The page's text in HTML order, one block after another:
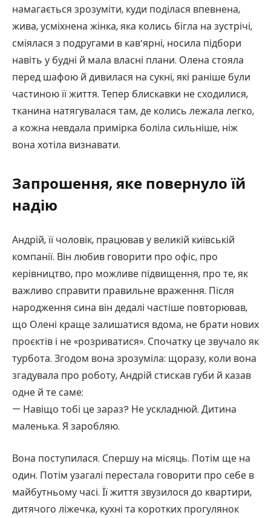
намагається зрозуміти, куди поділася впевнена,
жива, усміхнена жінка, яка колись бігла на зустрічі,
сміялася з подругами в кав’ярні, носила підбори
навіть у будні й мала власні плани. Олена стояла
перед шафою й дивилася на сукні, які раніше були
частиною її життя. Тепер блискавки не сходилися,
тканина натягувалася там, де колись лежала легко,
а кожна невдала примірка боліла сильніше, ніж
вона хотіла визнавати.
Запрошення, яке повернуло їй
надію
Андрій, її чоловік, працював у великій київській
компанії. Він любив говорити про офіс, про
керівництво, про можливе підвищення, про те, як
важливо справити правильне враження. Після
народження сина він дедалі частіше повторював,
що Олені краще залишатися вдома, не брати нових
проєктів і не «розриватися». Спочатку це звучало як
турбота. Згодом вона зрозуміла: щоразу, коли вона
згадувала про роботу, Андрій стискав губи й казав
одне й те саме:
— Навіщо тобі це зараз? Не ускладнюй. Дитина
маленька. Я заробляю.
Вона поступилася. Спершу на місяць. Потім ще на
один. Потім узагалі перестала говорити про себе в
майбутньому часі. Її життя звузилося до квартири,
дитячого ліжечка, кухні та коротких прогулянок